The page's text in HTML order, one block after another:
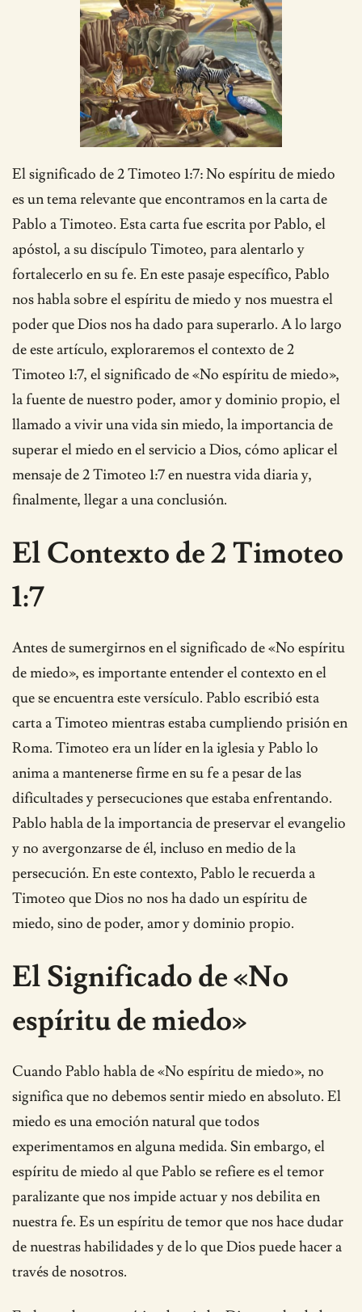
El significado de 2 Timoteo 1:7: No espíritu de miedo
es un tema relevante que encontramos en la carta de
Pablo a Timoteo. Esta carta fue escrita por Pablo, el
apóstol, a su discípulo Timoteo, para alentarlo y
fortalecerlo en su fe. En este pasaje específico, Pablo
nos habla sobre el espíritu de miedo y nos muestra el
poder que Dios nos ha dado para superarlo. A lo largo
de este artículo, exploraremos el contexto de 2
Timoteo 1:7, el significado de «No espíritu de miedo»,
la fuente de nuestro poder, amor y dominio propio, el
llamado a vivir una vida sin miedo, la importancia de
superar el miedo en el servicio a Dios, cómo aplicar el
mensaje de 2 Timoteo 1:7 en nuestra vida diaria y,
finalmente, llegar a una conclusión.
El Contexto de 2 Timoteo
1:7
Antes de sumergirnos en el significado de «No espíritu
de miedo», es importante entender el contexto en el
que se encuentra este versículo. Pablo escribió esta
carta a Timoteo mientras estaba cumpliendo prisión en
Roma. Timoteo era un líder en la iglesia y Pablo lo
anima a mantenerse firme en su fe a pesar de las
dificultades y persecuciones que estaba enfrentando.
Pablo habla de la importancia de preservar el evangelio
y no avergonzarse de él, incluso en medio de la
persecución. En este contexto, Pablo le recuerda a
Timoteo que Dios no nos ha dado un espíritu de
miedo, sino de poder, amor y dominio propio.
El Significado de «No
espíritu de miedo»
Cuando Pablo habla de «No espíritu de miedo», no
significa que no debemos sentir miedo en absoluto. El
miedo es una emoción natural que todos
experimentamos en alguna medida. Sin embargo, el
espíritu de miedo al que Pablo se refiere es el temor
paralizante que nos impide actuar y nos debilita en
nuestra fe. Es un espíritu de temor que nos hace dudar
de nuestras habilidades y de lo que Dios puede hacer a
través de nosotros.